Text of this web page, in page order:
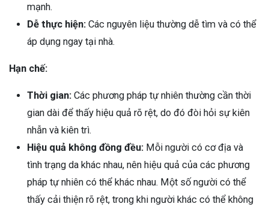
mạnh.
Dễ thực hiện: Các nguyên liệu thường dễ tìm và có thể
áp dụng ngay tại nhà.
Hạn chế:
Thời gian: Các phương pháp tự nhiên thường cần thời
gian dài để thấy hiệu quả rõ rệt, do đó đòi hỏi sự kiên
nhẫn và kiên trì.
Hiệu quả không đồng đều: Mỗi người có cơ địa và
tình trạng da khác nhau, nên hiệu quả của các phương
pháp tự nhiên có thể khác nhau. Một số người có thể
thấy cải thiện rõ rệt, trong khi người khác có thể không